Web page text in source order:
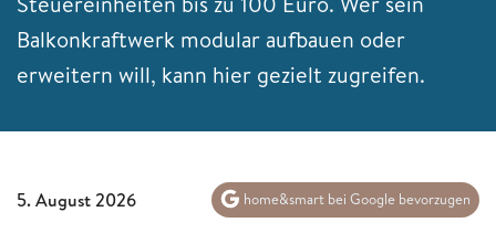
Balkonkraftwerk modular aufbauen oder
erweitern will, kann hier gezielt zugreifen.
5. August 2026 home&smart bei Google bevorzugen